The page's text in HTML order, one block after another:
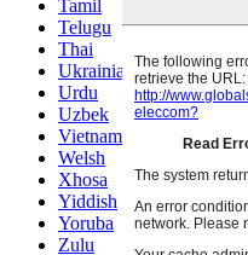
Tamil
Telugu
Thai
Ukrainian
Urdu
Uzbek
Vietnamese
Welsh
Xhosa
Yiddish
Yoruba
Zulu